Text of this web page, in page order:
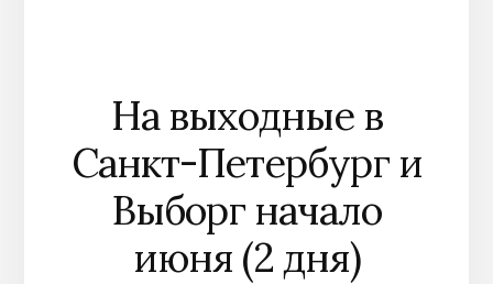
На выходные в
Санкт-Петербург и
Выборг начало
июня (2 дня)